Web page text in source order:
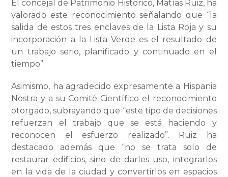
El concejal de Patrimonio Histórico, Matías Ruiz, ha
valorado este reconocimiento señalando que “la
salida de estos tres enclaves de la Lista Roja y su
incorporación a la Lista Verde es el resultado de
un trabajo serio, planificado y continuado en el
tiempo”.
Asimismo, ha agradecido expresamente a Hispania
Nostra y a su Comité Científico el reconocimiento
otorgado, subrayando que “este tipo de decisiones
refuerzan el trabajo que se está haciendo y
reconocen el esfuerzo realizado”. Ruiz ha
destacado además que “no se trata solo de
restaurar edificios, sino de darles uso, integrarlos
en la vida de la ciudad y convertirlos en espacios